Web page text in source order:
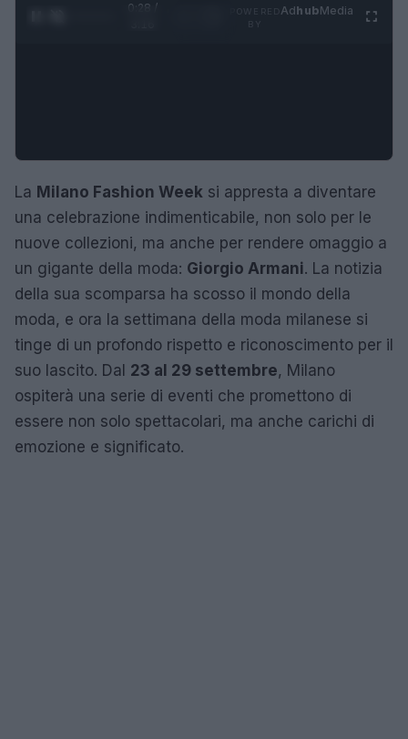
0:28 /
AdhubMedia
La Milano Fashion Week si appresta a diventare
una celebrazione indimenticabile, non solo per le
nuove collezioni, ma anche per rendere omaggio a
un gigante della moda: Giorgio Armani. La notizia
della sua scomparsa ha scosso il mondo della
moda, e ora la settimana della moda milanese si
tinge di un profondo rispetto e riconoscimento per il
suo lascito. Dal 23 al 29 settembre, Milano
ospiterà una serie di eventi che promettono di
essere non solo spettacolari, ma anche carichi di
emozione e significato.